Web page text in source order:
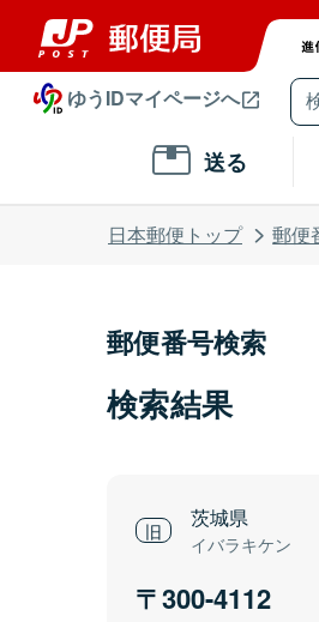
ゆうIDマイページへ
送る
日本郵便トップ 郵便
郵便番号検索
検索結果
茨城県
イバラキケン
300-4112